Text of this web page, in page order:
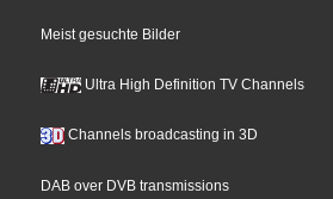
Meist gesuchte Bilder
Ultra High Definition TV Channels
Channels broadcasting in 3D
DAB over DVB transmissions